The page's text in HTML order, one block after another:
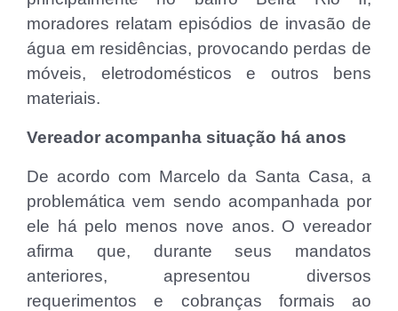
moradores relatam episódios de invasão de
água em residências, provocando perdas de
móveis, eletrodomésticos e outros bens
materiais.
Vereador acompanha situação há anos
De acordo com Marcelo da Santa Casa, a
problemática vem sendo acompanhada por
ele há pelo menos nove anos. O vereador
afirma que, durante seus mandatos
anteriores, apresentou diversos
requerimentos e cobranças formais ao